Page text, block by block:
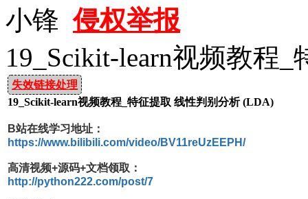
小锋侵权举报
19_Scikit-learn视频教程
失效链接处理
19_Scikit-learn视频教程_特征提取 线性判别分析 (LDA)
B站在线学习地址：
https://www.bilibili.com/video/BV11reUzEEPH/
高清视频+源码+文档领取：
http://python222.com/post/7